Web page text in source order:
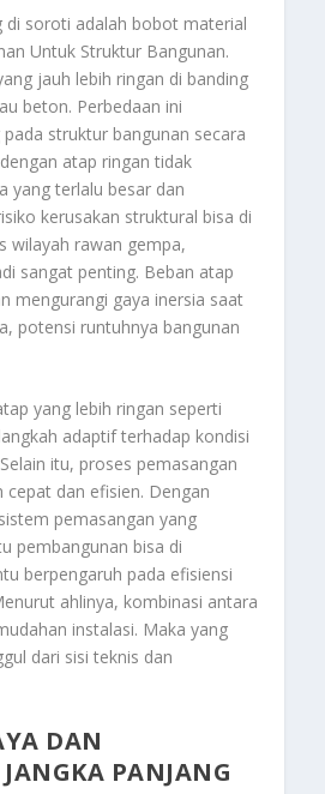
di soroti adalah bobot material
Untuk Struktur Bangunan.
jauh lebih ringan di banding
beton. Perbedaan ini
struktur bangunan secara
atap ringan tidak
yang terlalu besar dan
kerusakan struktural bisa di
wilayah rawan gempa,
sangat penting. Beban atap
mengurangi gaya inersia saat
potensi runtuhnya bangunan
yang lebih ringan seperti
adaptif terhadap kondisi
itu, proses pemasangan
cepat dan efisien. Dengan
pemasangan yang
pembangunan bisa di
berpengaruh pada efisiensi
ahlinya, kombinasi antara
instalasi. Maka yang
dari sisi teknis dan
DAN
PANJANG